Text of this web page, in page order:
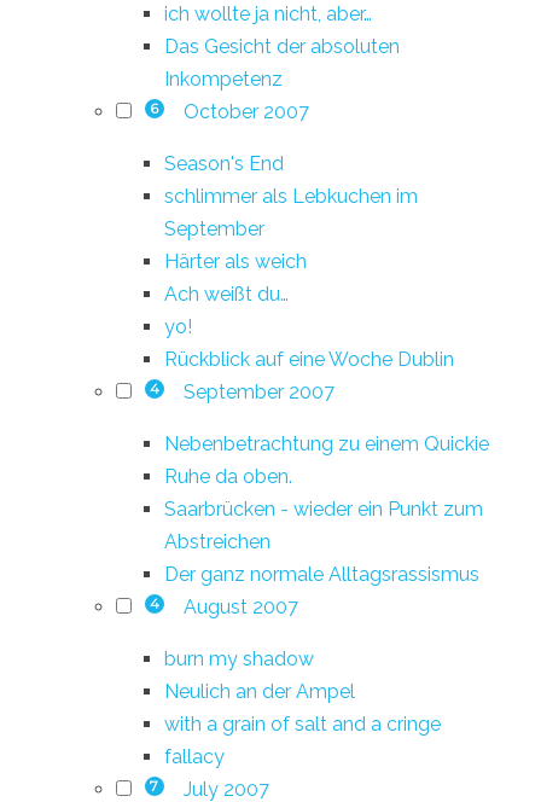
ich wollte ja nicht, aber…
Das Gesicht der absoluten
Inkompetenz
6 October 2007
Season's End
schlimmer als Lebkuchen im
September
Härter als weich
Ach weißt du…
yo!
Rückblick auf eine Woche Dublin
4 September 2007
Nebenbetrachtung zu einem Quickie
Ruhe da oben.
Saarbrücken - wieder ein Punkt zum
Abstreichen
Der ganz normale Alltagsrassismus
4 August 2007
burn my shadow
Neulich an der Ampel
with a grain of salt and a cringe
fallacy
7 July 2007